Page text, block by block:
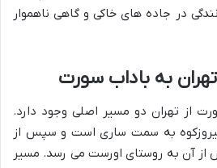
در جاده های خاکی و گاهی ناهموار
به باداب سورت
از تهران دو مسیر اصلی وجود دارد.
به سمت ساری است و سپس از
آن به روستای اورست می رسد. مسیر